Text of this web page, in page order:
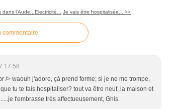
l'Aude...Electricité... Je vais être hospitalisée... >>
commentaire
17:58
/> waouh j'adore, çà prend forme; si je ne me trompe,
tu te fais hospitaliser? tout va être neuf, la maison et
t'embrasse très affectueusement, Ghis.